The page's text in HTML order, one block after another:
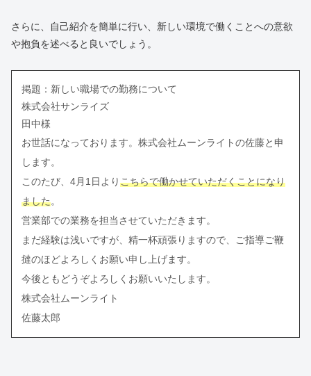
さらに、自己紹介を簡単に行い、新しい環境で働くことへの意欲
や抱負を述べると良いでしょう。
掲題：新しい職場での勤務について
株式会社サンライズ
田中様
お世話になっております。株式会社ムーンライトの佐藤と申
します。
このたび、4月1日よりこちらで働かせていただくことになり
ました。
営業部での業務を担当させていただきます。
まだ経験は浅いですが、精一杯頑張りますので、ご指導ご鞭
撻のほどよろしくお願い申し上げます。
今後ともどうぞよろしくお願いいたします。
株式会社ムーンライト
佐藤太郎